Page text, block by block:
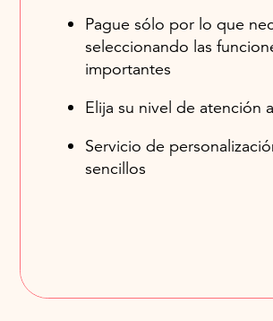
Pague sólo por lo que
seleccionando las
importantes
Elija su nivel de atención
Servicio de
sencillos